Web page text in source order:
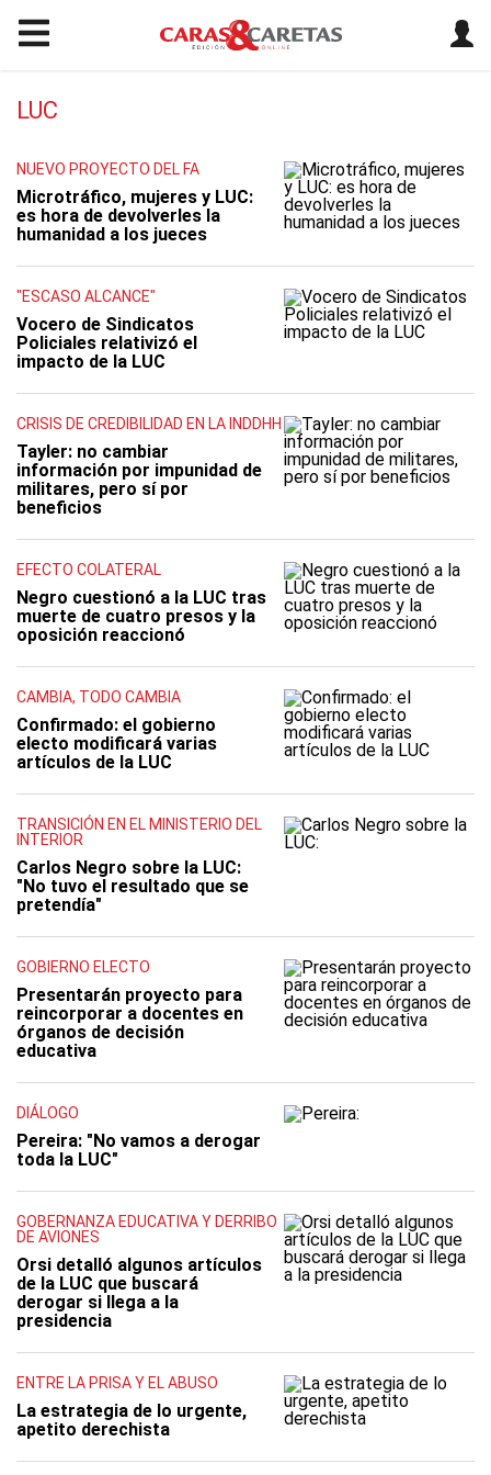
LUC
NUEVO PROYECTO DEL FA
Microtráfico, mujeres y LUC:
es hora de devolverles la
humanidad a los jueces
"ESCASO ALCANCE"
Vocero de Sindicatos
Policiales relativizó el
impacto de la LUC
CRISIS DE CREDIBILIDAD EN LA INDDHH
Tayler: no cambiar
información por impunidad de
militares, pero sí por
beneficios
EFECTO COLATERAL
Negro cuestionó a la LUC tras
muerte de cuatro presos y la
oposición reaccionó
CAMBIA, TODO CAMBIA
Confirmado: el gobierno
electo modificará varias
artículos de la LUC
TRANSICIÓN EN EL MINISTERIO DEL
INTERIOR
Carlos Negro sobre la LUC:
"No tuvo el resultado que se
pretendía"
GOBIERNO ELECTO
Presentarán proyecto para
reincorporar a docentes en
órganos de decisión
educativa
DIÁLOGO
Pereira: "No vamos a derogar
toda la LUC"
GOBERNANZA EDUCATIVA Y DERRIBO
DE AVIONES
Orsi detalló algunos artículos
de la LUC que buscará
derogar si llega a la
presidencia
ENTRE LA PRISA Y EL ABUSO
La estrategia de lo urgente,
apetito derechista